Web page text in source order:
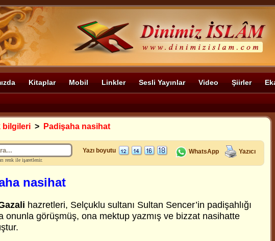
Kitaplar Mobil Linkler Sesli Yayınlar Video Şiirler
bilgileri > Padişaha nasihat
renk ile işaretlenir.
Yazı boyutu WhatsApp Yazıcı
nasihat
hazretleri, Selçuklu sultanı Sultan Sencer’in padişahlığı
onunla görüşmüş, ona mektup yazmış ve bizzat nasihatte